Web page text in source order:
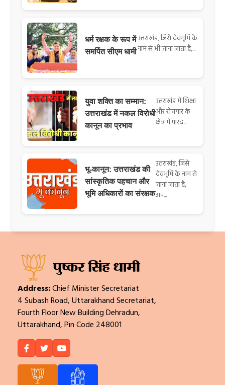
धर्म रक्षक के रूप में
समर्पित सीएम धामी
उत्तराखंड, जिसे देवभूमि के
नाम से भी जाना जाता है,...
युवा शक्ति का सम्मान:
उत्तराखंड में नकल विरोधी
कानून का प्रभाव
उत्तराखंड में शिक्षा
और रोजगार के
क्षेत्र में पारद...
भू-कानून: उत्तराखंड की
सांस्कृतिक पहचान और
भूमि अधिकारों का संरक्षक
उत्तराखंड, जिसे
देवभूमि के नाम से
जाना जाता है,
अप...
Address:Chief Minister Secretariat
4 Subash Road, Uttarakhand Secretariat,
Fourth Floor New Building Dehradun,
Uttarakhand, Pin Code 248001